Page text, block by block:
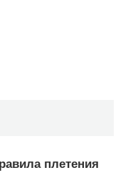
плетения